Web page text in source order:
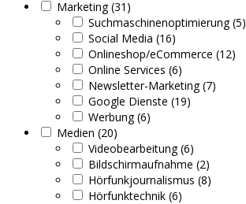
Marketing (31)
Suchmaschinenoptimierung (5)
Social Media (16)
Onlineshop/eCommerce (12)
Online Services (6)
Newsletter-Marketing (7)
Google Dienste (19)
Werbung (6)
Medien (20)
Videobearbeitung (6)
Bildschirmaufnahme (2)
Hörfunkjournalismus (8)
Hörfunktechnik (6)